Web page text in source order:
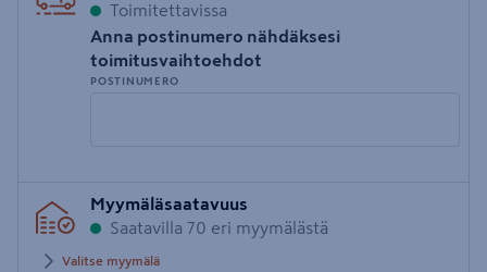
Toimitettavissa
Anna postinumero nähdäksesi
toimitusvaihtoehdot
POSTINUMERO
postinumero
Myymäläsaatavuus
Saatavilla 70 eri myymälästä
Valitse myymälä